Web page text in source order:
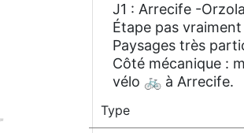
J1 : Arrecife -
Étape pas
Paysages très
Côté mécanique :
vélo 🚲 à Arrecife.
Type